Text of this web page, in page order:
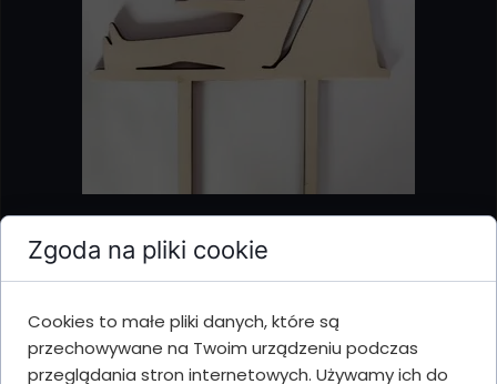
Topper na tort - para
Topper na tort - para
Zgoda na pliki cookie
Cookies to małe pliki danych, które są
przechowywane na Twoim urządzeniu podczas
przeglądania stron internetowych. Używamy ich do